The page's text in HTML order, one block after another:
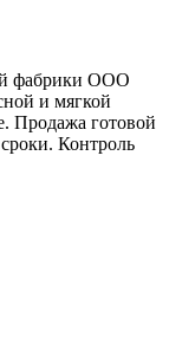
фабрики ООО
и мягкой
Продажа готовой
Контроль